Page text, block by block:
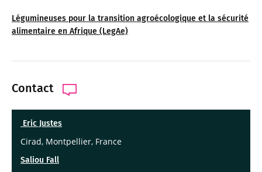
Légumineuses pour la transition agroécologique et la sécurité
alimentaire en Afrique (LegAe)
Contact
Eric Justes
Cirad, Montpellier, France
Saliou Fall